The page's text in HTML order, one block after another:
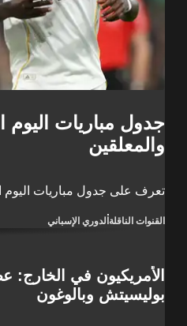
والمعلقين
تعرف على جدول مباريات اليوم الأحد 3 مايو 2026 والقنوات الناقلة والمعلقين
القنوات الناقلة الدوري الإسباني
الأمريكيون في الخارج:
بوليسيتش وبالوغون